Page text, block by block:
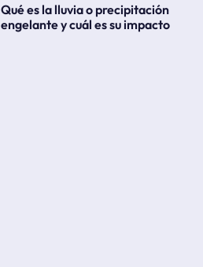
Qué es la lluvia o precipitación
engelante y cuál es su impacto